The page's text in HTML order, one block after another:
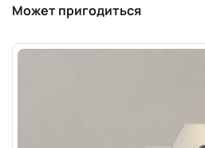
Может пригодиться